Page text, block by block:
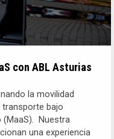
con ABL Asturias
la movilidad
bajo
(MaaS). Nuestra
una experiencia